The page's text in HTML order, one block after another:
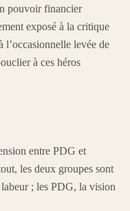
pouvoir financier
exposé à la critique
l’occasionnelle levée de
à ces héros
entre PDG et
les deux groupes sont
; les PDG, la vision